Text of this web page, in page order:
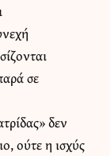
σε
δεν
ούτε η ισχύς